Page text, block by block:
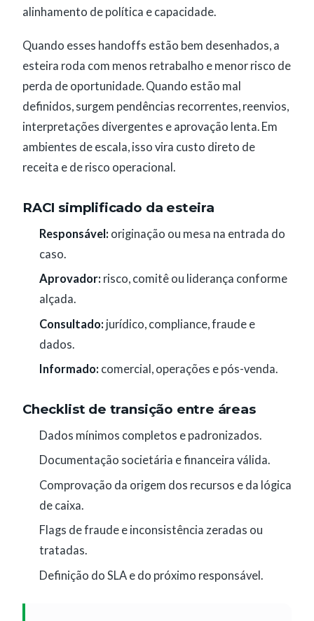
alinhamento de política e capacidade.
Quando esses handoffs estão bem desenhados, a
esteira roda com menos retrabalho e menor risco de
perda de oportunidade. Quando estão mal
definidos, surgem pendências recorrentes, reenvios,
interpretações divergentes e aprovação lenta. Em
ambientes de escala, isso vira custo direto de
receita e de risco operacional.
RACI simplificado da esteira
Responsável: originação ou mesa na entrada do
caso.
Aprovador: risco, comitê ou liderança conforme
alçada.
Consultado: jurídico, compliance, fraude e
dados.
Informado: comercial, operações e pós-venda.
Checklist de transição entre áreas
Dados mínimos completos e padronizados.
Documentação societária e financeira válida.
Comprovação da origem dos recursos e da lógica
de caixa.
Flags de fraude e inconsistência zeradas ou
tratadas.
Definição do SLA e do próximo responsável.